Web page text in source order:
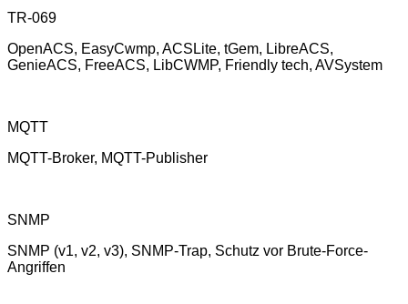
TR-069
OpenACS, EasyCwmp, ACSLite, tGem, LibreACS,
GenieACS, FreeACS, LibCWMP, Friendly tech, AVSystem
MQTT
MQTT-Broker, MQTT-Publisher
SNMP
SNMP (v1, v2, v3), SNMP-Trap, Schutz vor Brute-Force-
Angriffen